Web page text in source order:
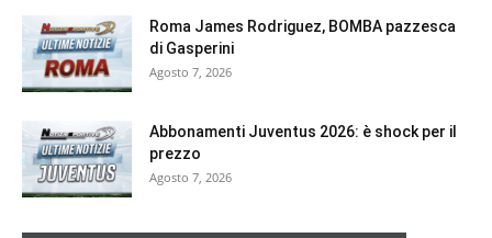
Roma James Rodriguez, BOMBA pazzesca
di Gasperini
Agosto 7, 2026
Abbonamenti Juventus 2026: è shock per il
prezzo
Agosto 7, 2026